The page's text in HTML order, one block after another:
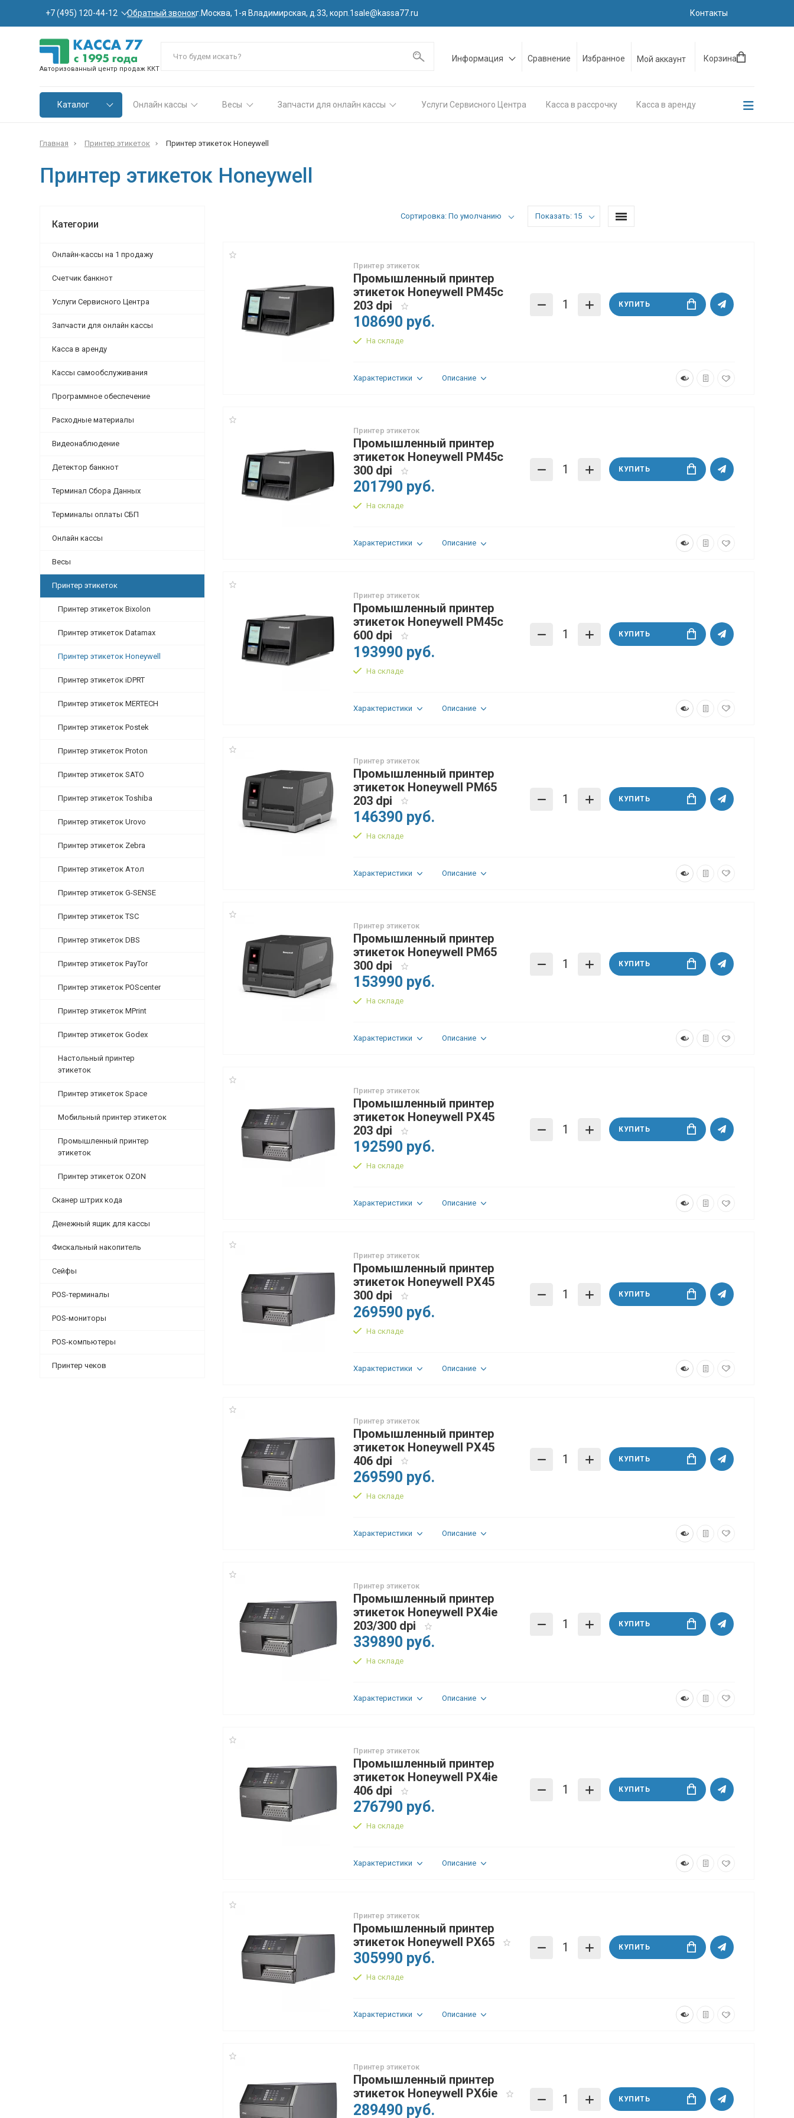
+7 (495) 120-44-12 Обратный звонокг.Москва, 1-я Владимирская, д.33, корп.1sale@kassa77.ru Контакты
Авторизованный центр продаж ККТ
Информация Сравнение Избранное Мой аккаунт Корзина
Каталог Онлайн кассы Весы Запчасти для онлайн кассы Услуги Сервисного Центра Касса в рассрочку Касса в аренду
Главная Принтер этикеток Принтер этикеток Honeywell
Принтер этикеток Honeywell
Категории
Онлайн-кассы на 1 продажу
Счетчик банкнот
Услуги Сервисного Центра
Запчасти для онлайн кассы
Касса в аренду
Кассы самообслуживания
Программное обеспечение
Расходные материалы
Видеонаблюдение
Детектор банкнот
Терминал Сбора Данных
Терминалы оплаты СБП
Онлайн кассы
Весы
Принтер этикеток
Принтер этикеток Bixolon
Принтер этикеток Datamax
Принтер этикеток Honeywell
Принтер этикеток iDPRT
Принтер этикеток MERTECH
Принтер этикеток Postek
Принтер этикеток Proton
Принтер этикеток SATO
Принтер этикеток Toshiba
Принтер этикеток Urovo
Принтер этикеток Zebra
Принтер этикеток Атол
Принтер этикеток G-SENSE
Принтер этикеток TSC
Принтер этикеток DBS
Принтер этикеток PayTor
Принтер этикеток POScenter
Принтер этикеток MPrint
Принтер этикеток Godex
Настольный принтер
этикеток
Принтер этикеток Space
Мобильный принтер этикеток
Промышленный принтер
этикеток
Принтер этикеток OZON
Сканер штрих кода
Денежный ящик для кассы
Фискальный накопитель
Сейфы
POS-терминалы
POS-мониторы
POS-компьютеры
Принтер чеков
Сортировка: По умолчанию Показать: 15
Принтер этикеток
Промышленный принтер
этикеток Honeywell PM45c
203 dpi
108690 руб.
На складе
КУПИТЬ
Характеристики Описание
Принтер этикеток
Промышленный принтер
этикеток Honeywell PM45c
300 dpi
201790 руб.
На складе
КУПИТЬ
Характеристики Описание
Принтер этикеток
Промышленный принтер
этикеток Honeywell PM45c
600 dpi
193990 руб.
На складе
КУПИТЬ
Характеристики Описание
Принтер этикеток
Промышленный принтер
этикеток Honeywell PM65
203 dpi
146390 руб.
На складе
КУПИТЬ
Характеристики Описание
Принтер этикеток
Промышленный принтер
этикеток Honeywell PM65
300 dpi
153990 руб.
На складе
КУПИТЬ
Характеристики Описание
Принтер этикеток
Промышленный принтер
этикеток Honeywell PX45
203 dpi
192590 руб.
На складе
КУПИТЬ
Характеристики Описание
Принтер этикеток
Промышленный принтер
этикеток Honeywell PX45
300 dpi
269590 руб.
На складе
КУПИТЬ
Характеристики Описание
Принтер этикеток
Промышленный принтер
этикеток Honeywell PX45
406 dpi
269590 руб.
На складе
КУПИТЬ
Характеристики Описание
Принтер этикеток
Промышленный принтер
этикеток Honeywell PX4ie
203/300 dpi
339890 руб.
На складе
КУПИТЬ
Характеристики Описание
Принтер этикеток
Промышленный принтер
этикеток Honeywell PX4ie
406 dpi
276790 руб.
На складе
КУПИТЬ
Характеристики Описание
Принтер этикеток
Промышленный принтер
этикеток Honeywell PX65
305990 руб.
На складе
КУПИТЬ
Характеристики Описание
Принтер этикеток
Промышленный принтер
этикеток Honeywell PX6ie
289490 руб.
КУПИТЬ